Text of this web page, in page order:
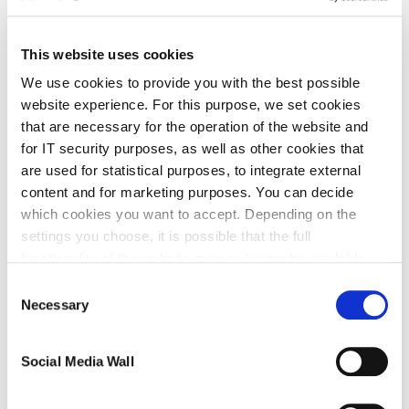
This website uses cookies
We use cookies to provide you with the best possible
website experience. For this purpose, we set cookies
that are necessary for the operation of the website and
for IT security purposes, as well as other cookies that
are used for statistical purposes, to integrate external
content and for marketing purposes. You can decide
which cookies you want to accept. Depending on the
settings you choose, it is possible that the full
withdrawal/objection possibilities against the use of
Selection
Necessary
Social Media Wall
Generierung von Testfällen wichtig?
welche Informationen verwendet wurden, um einen
Testfall zu generieren. Das ist zum einen möglich,
wenn wir die Anforderungen zu Tests
nachvollziehen können, zum anderen dadurch, dass
wir zusätzliche Informationen identifizieren, die für
das Schreiben eines Testfalls notwendig sind.
Dadurch kann sichergestellt werden, dass alle
bleiben.